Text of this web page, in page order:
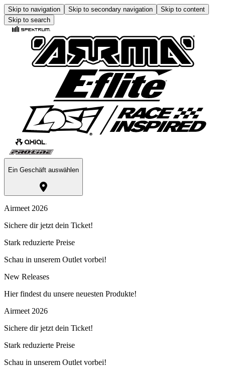
Skip to navigation Skip to secondary navigation
Skip to content
Skip to search
Ein Geschäft auswählen
Airmeet 2026
Sichere dir jetzt dein Ticket!
Stark reduzierte Preise
Schau in unserem Outlet vorbei!
New Releases
Hier findest du unsere neuesten Produkte!
Airmeet 2026
Sichere dir jetzt dein Ticket!
Stark reduzierte Preise
Schau in unserem Outlet vorbei!